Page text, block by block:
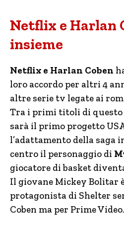
Netflix e Harlan
insieme
Netflix e Harlan Coben
loro accordo per altri 4
altre serie tv legate ai
Tra i primi titoli di questo
sarà il primo progetto
l’adattamento della saga
centro il personaggio di
giocatore di basket
Il giovane Mickey Bolitar
protagonista di Shelter
Coben ma per Prime Video.